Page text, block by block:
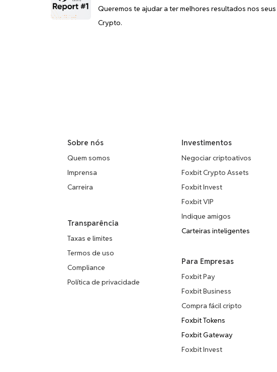
Queremos te ajudar a ter melhores resultados nos
Crypto.
Sobre nós
Quem somos
Imprensa
Carreira
Transparência
Taxas e limites
Termos de uso
Compliance
Política de privacidade
Investimentos
Negociar criptoativos
Foxbit Crypto Assets
Foxbit Invest
Foxbit VIP
Indique amigos
Carteiras inteligentes
Para Empresas
Foxbit Pay
Foxbit Business
Compra fácil cripto
Foxbit Tokens
Foxbit Gateway
Foxbit Invest